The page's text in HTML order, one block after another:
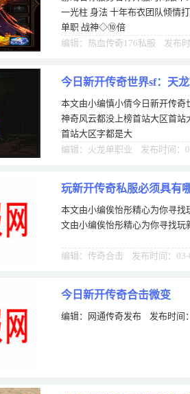
一光柱 身法 十年布衣团队倾情
单职 战神◇⑩倍
编辑：热血传奇176私服 发布
今日新开传奇世界sf：天
云都没上榜
本文由小编慎小倩今日新开传
神奇风云都没上榜首站大区首
首站大区字都是大
编辑：火龙单职业 发布时间：
玩新开传奇私服必须具有
本文由小编俟怡彤精心为你寻
文由小编俟怡彤精心为你寻找
编辑：传奇合击 发布时间：03-
今日新开传奇合击微变
编辑：网通传奇发布 发布时间